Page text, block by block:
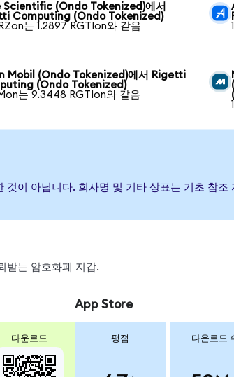
Scientific (Ondo Tokenized)에서
Computing (Ondo Tokenized)
는 1.2897 RGTIon와 같음
Mobil (Ondo Tokenized)에서 Rigetti
(Ondo Tokenized)
는 9.3448 RGTIon와 같음
이 아닙니다. 회사명 및 기타 상표는 기초 참조
받는 암호화폐 지갑.
다운로드
App Store
평점 다운로드